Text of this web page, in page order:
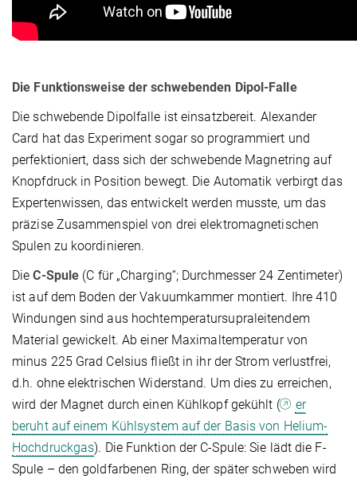
Die Funktionsweise der schwebenden Dipol-Falle
Die schwebende Dipolfalle ist einsatzbereit. Alexander
Card hat das Experiment sogar so programmiert und
perfektioniert, dass sich der schwebende Magnetring auf
Knopfdruck in Position bewegt. Die Automatik verbirgt das
Expertenwissen, das entwickelt werden musste, um das
präzise Zusammenspiel von drei elektromagnetischen
Spulen zu koordinieren.
DieC-Spule (C für „Charging“; Durchmesser 24 Zentimeter)
ist auf dem Boden der Vakuumkammer montiert. Ihre 410
Windungen sind aus hochtemperatursupraleitendem
Material gewickelt. Ab einer Maximaltemperatur von
minus 225 Grad Celsius fließt in ihr der Strom verlustfrei,
d.h. ohne elektrischen Widerstand. Um dies zu erreichen,
wird der Magnet durch einen Kühlkopf gekühlt (
er
beruht auf einem Kühlsystem auf der Basis von Helium-
Hochdruckgas). Die Funktion der C-Spule: Sie lädt die F-
Spule – den goldfarbenen Ring, der später schweben wird